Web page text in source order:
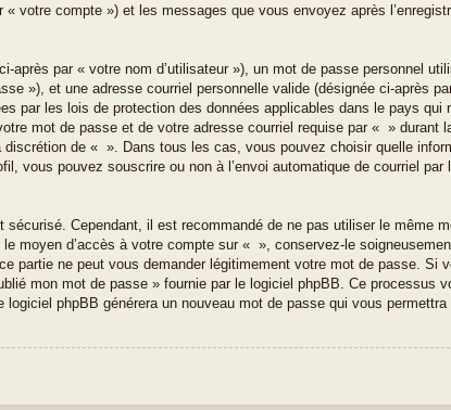
votre compte ») et les messages que vous envoyez après
par « votre nom d’utilisateur »), un mot de passe personnel
»), et une adresse courriel personnelle valide (désignée ci-après
par les lois de protection des données applicables dans le pays qui
mot de passe et de votre adresse courriel requise par « » durant
discrétion de « ». Dans tous les cas, vous pouvez choisir quelle
vous pouvez souscrire ou non à l’envoi automatique de courriel par
Cependant, il est recommandé de ne pas utiliser le même
moyen d’accès à votre compte sur « », conservez-le
partie ne peut vous demander légitimement votre mot de passe. Si
mon mot de passe » fournie par le logiciel phpBB. Ce processus
phpBB générera un nouveau mot de passe qui vous permettra